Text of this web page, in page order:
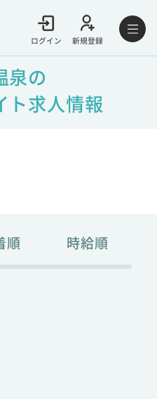
ログイン 新規登録
泉の
ト求人情報
順 時給順